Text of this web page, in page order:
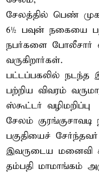
சேலத்தில் பெண்
6½ பவுன் நகையை
நபர்களை போலீசார்
வருகிறார்கள்.
பட்டப்பகலில் நடந்த
பற்றிய விவரம்
ஸ்கூட்டர் வழிமறிப்பு
சேலம்
பகுதியைச்
இவருடைய மனைவி
தம்பதி மாமாங்கம்